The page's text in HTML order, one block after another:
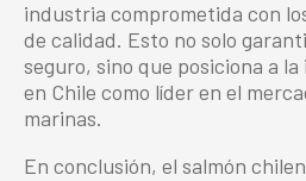
industria comprometida con
de calidad. Esto no solo
seguro, sino que posiciona a la
en Chile como líder en el
marinas.
En conclusión, el salmón